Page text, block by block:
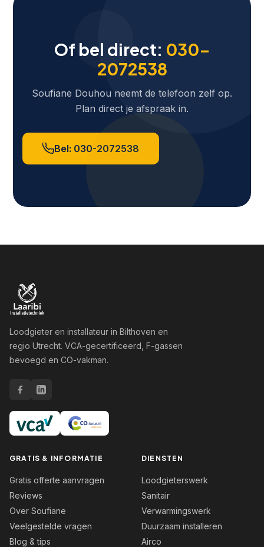
Of bel direct: 030-
2072538
Soufiane Douhou neemt de telefoon zelf op.
Plan direct je afspraak in.
Bel: 030-2072538
Loodgieter en installateur in Bilthoven en
regio Utrecht. VCA-gecertificeerd, F-gassen
bevoegd en CO-vakman.
GRATIS & INFORMATIE
Gratis offerte aanvragen
Reviews
Over Soufiane
Veelgestelde vragen
Blog & tips
DIENSTEN
Loodgieterswerk
Sanitair
Verwarmingswerk
Duurzaam installeren
Airco